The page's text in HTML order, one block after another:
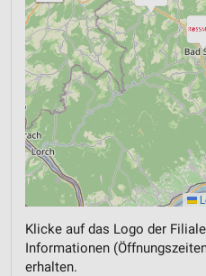
Klicke auf das Logo der
Informationen
erhalten.